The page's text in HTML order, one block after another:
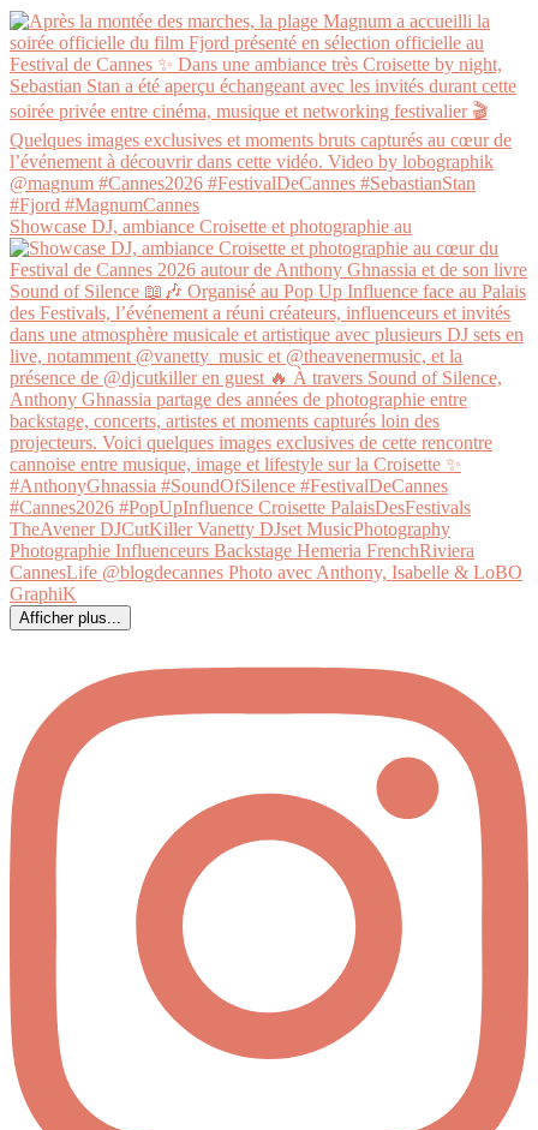
Showcase DJ, ambiance Croisette et photographie au
Afficher plus...